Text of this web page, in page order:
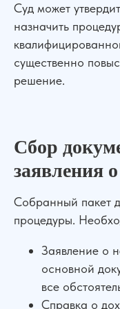
Суд может
назначить
существенно
решение.
Сбор
заявления
Собранный пакет
процедуры.
Заявление о
основной
все
Справка о